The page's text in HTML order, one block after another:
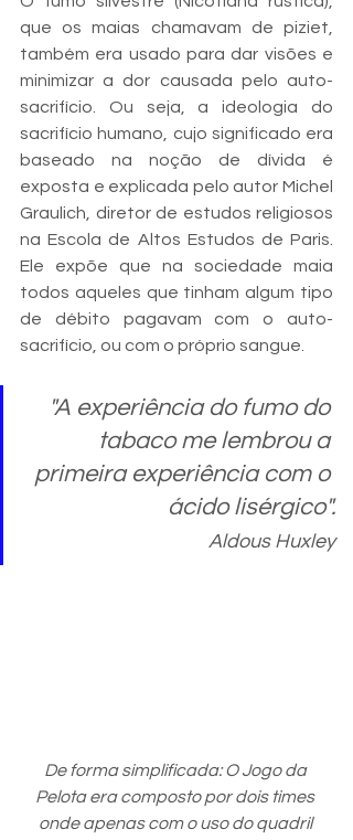
que os maias chamavam de piziet,
também era usado para dar visões e
minimizar a dor causada pelo auto-
sacrifício. Ou seja, a ideologia do
sacrifício humano, cujo significado era
baseado na noção de dívida é
exposta e explicada pelo autor Michel
Graulich, diretor de estudos religiosos
na Escola de Altos Estudos de Paris.
Ele expõe que na sociedade maia
todos aqueles que tinham algum tipo
de débito pagavam com o auto-
sacrifício, ou com o próprio sangue.
"A experiência do fumo do
tabaco me lembrou a
primeira experiência com o
ácido lisérgico".
Aldous Huxley
De forma simplificada: O Jogo da
Pelota era composto por dois times
onde apenas com o uso do quadril